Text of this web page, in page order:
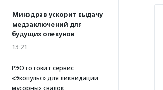
Минздрав ускорит выдачу
медзаключений для
будущих опекунов
13:21
РЭО готовит сервис
«Экопульс» для ликвидации
мусорных свалок